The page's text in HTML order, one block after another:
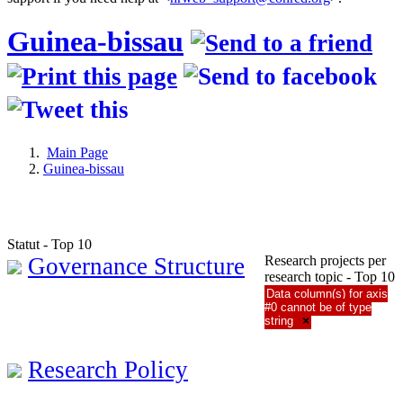
Guinea-bissau
Main Page
Guinea-bissau
Statut - Top 10
Governance Structure
Research Policy
Research projects per
research topic - Top 10
Data column(s) for axis
#0 cannot be of type
string
×